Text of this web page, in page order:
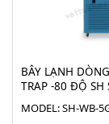
BẪY LẠNH
TRAP -80 ĐỘ SH
MODEL: SH-WB-